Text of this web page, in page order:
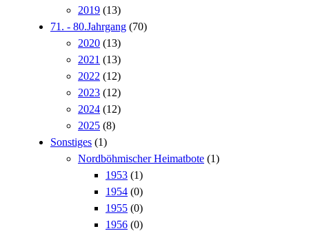
2019 (13)
71. - 80.Jahrgang (70)
2020 (13)
2021 (13)
2022 (12)
2023 (12)
2024 (12)
2025 (8)
Sonstiges (1)
Nordböhmischer Heimatbote (1)
1953 (1)
1954 (0)
1955 (0)
1956 (0)